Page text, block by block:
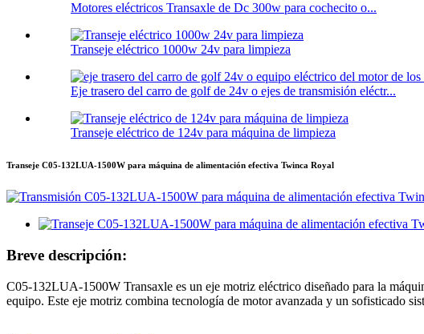
Motores eléctricos Transaxle de Dc 300w para cochecito o...
Transeje eléctrico 1000w 24v para limpieza
Eje trasero del carro de golf de 24v o ejes de transmisión eléctr...
Transeje eléctrico de 124v para máquina de limpieza
Transeje C05-132LUA-1500W para máquina de alimentación efectiva Twinca Royal
Breve descripción:
C05-132LUA-1500W Transaxle es un eje motriz eléctrico diseñado para la
equipo. Este eje motriz combina tecnología de motor avanzada y un sofisticado